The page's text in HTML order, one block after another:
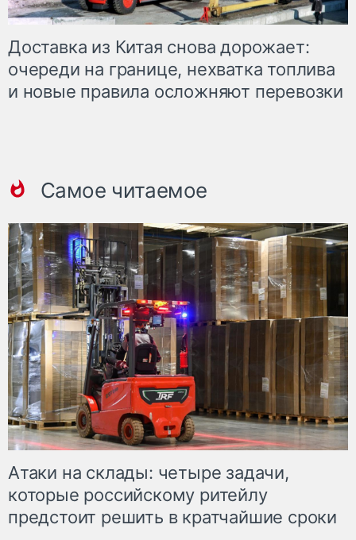
Доставка из Китая снова дорожает:
очереди на границе, нехватка топлива
и новые правила осложняют перевозки
Самое читаемое
Атаки на склады: четыре задачи,
которые российскому ритейлу
предстоит решить в кратчайшие сроки